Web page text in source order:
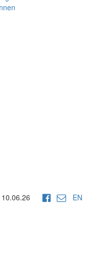
10.06.26
EN